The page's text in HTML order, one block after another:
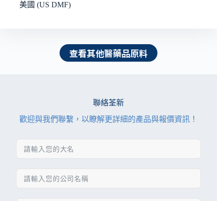
美國 (US DMF)
查看其他醫藥品原料
聯絡荃新
歡迎與我們聯繫，以瞭解更詳細的產品與報價資訊！